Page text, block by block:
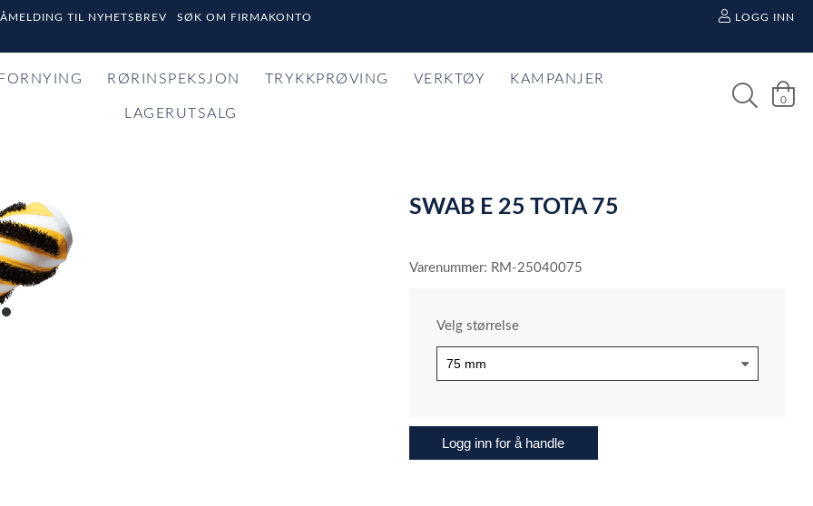
TIL NYHETSBREV SØK OM FIRMAKONTO LOGG INN
RØRINSPEKSJON TRYKKPRØVING VERKTØY KAMPANJER
LAGERUTSALG
0
item
SWAB E 25 TOTA 75
Varenummer: RM-25040075
Velg størrelse
Logg inn for å handle